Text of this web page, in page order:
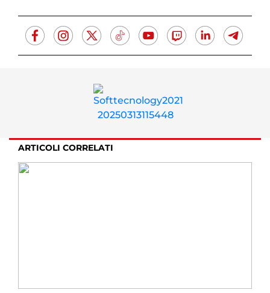
ARTICOLI CORRELATI